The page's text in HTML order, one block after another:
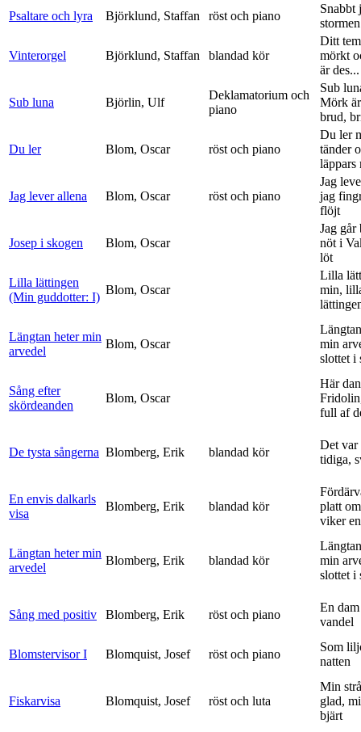
Psaltare och lyra Björklund, Staffan röst och piano
Snabbt
Vinterorgel Björklund, Staffan blandad kör
Ditt
mörkt
är des...
Sub luna Björlin, Ulf
Deklamatorium och
piano
Sub
Mörk
brud,
Du ler Blom, Oscar röst och piano
Du ler
tänder
läppars
Jag lever allena Blom, Oscar röst och piano
Jag
jag
flöjt
Josep i skogen Blom, Oscar
Jag går
nöt i
löt
Lilla lättingen
(Min guddotter: I)
Blom, Oscar
Lilla
min,
Längtan heter min
arvedel
Blom, Oscar
min
slottet i
Sång efter
skördeanden
Blom, Oscar
Här
full af
De tysta sångerna Blomberg, Erik blandad kör
Det var
tidiga,
En envis dalkarls
visa
Blomberg, Erik blandad kör
platt
viker
Längtan heter min
arvedel
Blomberg, Erik blandad kör
min
slottet i
Sång med positiv Blomberg, Erik röst och piano
En
vandel
Blomstervisor I Blomquist, Josef röst och piano
Som
natten
Fiskarvisa Blomquist, Josef röst och luta
Min
glad,
bjärt